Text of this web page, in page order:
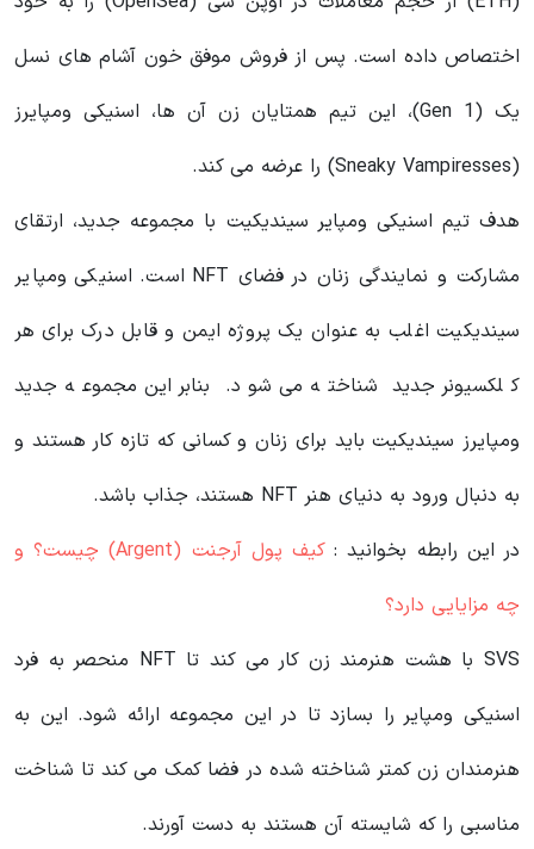
اختصاص داده است. پس از فروش موفق خون‌ آشام‌ های نسل
یک (Gen 1)، این تیم همتایان زن آن ها، اسنیکی ومپایرز
(Sneaky Vampiresses) را عرضه می کند.
هدف تیم اسنیکی ومپایر سیندیکیت با مجموعه جدید، ارتقای
مشارکت و نمایندگی زنان در فضای NFT است. اسنیکی ومپایر
سیندیکیت اغلب به عنوان یک پروژه ایمن و قابل درک برای هر
کلکسیونر جدید شناخته می شود. بنابراین مجموعه جدید
ومپایرز سیندیکیت باید برای زنان و کسانی که تازه کار هستند و
به دنبال ورود به دنیای هنر NFT هستند، جذاب باشد.
در این رابطه بخوانید‌ :
کیف پول آرجنت (Argent) چیست؟ و
چه مزایایی دارد؟
SVS با هشت هنرمند زن کار می کند تا NFT منحصر به فرد
اسنیکی ومپایر را بسازد تا در این مجموعه ارائه شود. این به
هنرمندان زن کمتر شناخته شده در فضا کمک می کند تا شناخت
مناسبی را که شایسته آن هستند به دست آورند.